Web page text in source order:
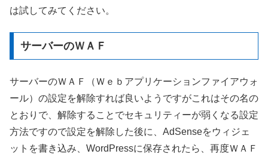
は試してみてください。
サーバーのＷＡＦ
サーバーのＷＡＦ（Ｗｅｂアプリケーションファイアウォ
ール）の設定を解除すれば良いようですがこれはその名の
とおりで、解除することでセキュリティーが弱くなる設定
方法ですので設定を解除した後に、AdSenseをウィジェ
ットを書き込み、WordPressに保存されたら、再度ＷＡＦ